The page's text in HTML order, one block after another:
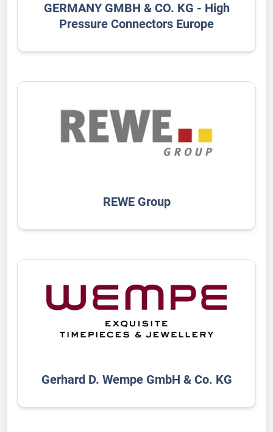
GERMANY GMBH & CO. KG - High
Pressure Connectors Europe
REWE Group
Gerhard D. Wempe GmbH & Co. KG